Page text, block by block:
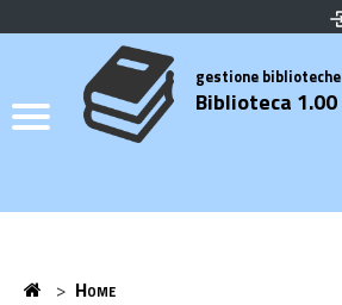
Elenco
Credits
Biblioteca gestione biblioteche
Biblioteca 1.00
Home
> Home